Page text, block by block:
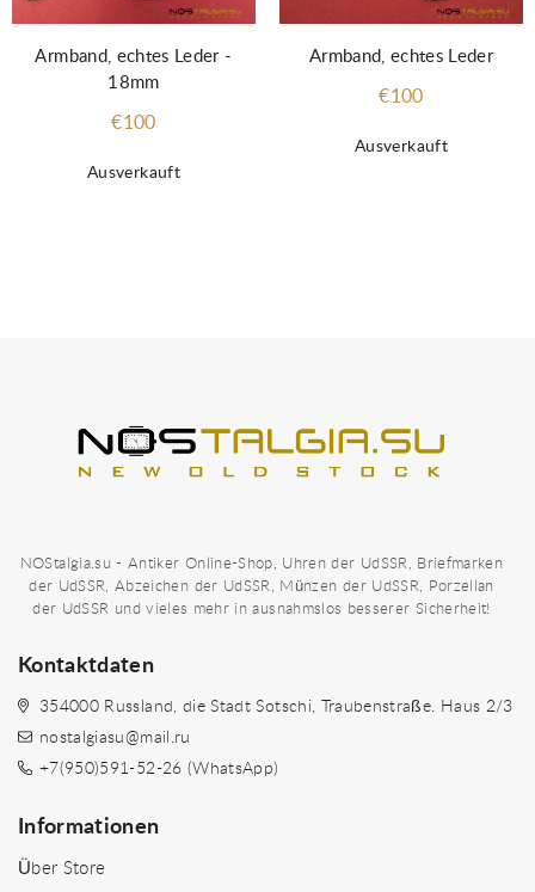
Ausverkauft
Armband, echtes Leder -
18mm
€100
Ausverkauft
Armband, echtes Leder
€100
NOStalgia.su - Antiker Online-Shop, Uhren der UdSSR, Briefmarken
der UdSSR, Abzeichen der UdSSR, Münzen der UdSSR, Porzellan
der UdSSR und vieles mehr in ausnahmslos besserer Sicherheit!
Kontaktdaten
354000 Russland, die Stadt Sotschi, Traubenstraße. Haus 2/3
nostalgiasu@mail.ru
+7(950)591-52-26 (WhatsApp)
Informationen
Über Store